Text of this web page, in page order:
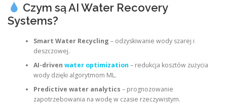
Czym są AI Water Recovery
Systems?
Smart Water Recycling – odzyskiwanie wody szarej i
deszczowej.
AI-driven water optimization – redukcja kosztów zużycia
wody dzięki algorytmom ML.
Predictive water analytics – prognozowanie
zapotrzebowania na wodę w czasie rzeczywistym.